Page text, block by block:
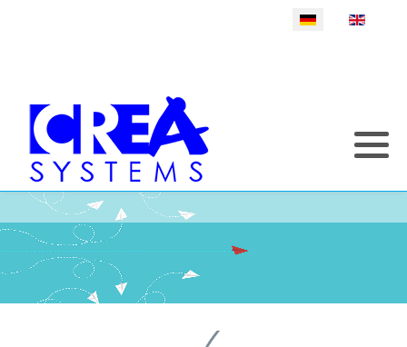
Sprache auswählen